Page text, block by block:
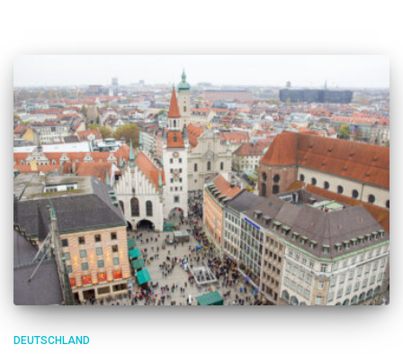
DEUTSCHLAND